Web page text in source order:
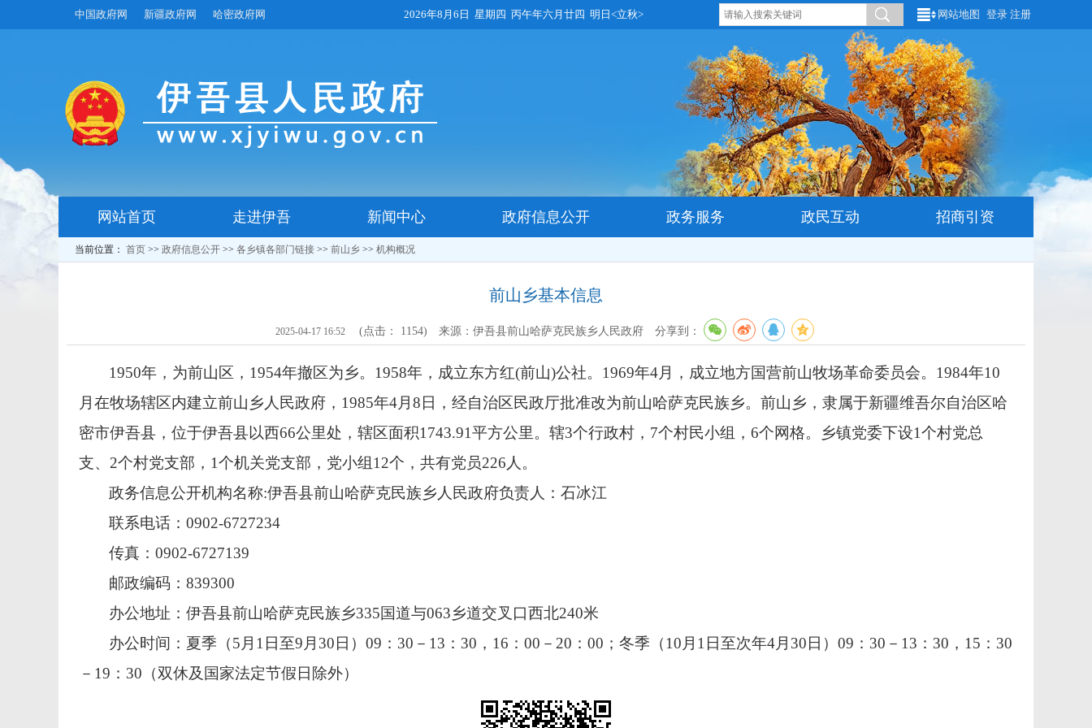
中国政府网 新疆政府网 哈密政府网 2026年8月6日 星期四 丙午年六月廿四 明日<立秋> 网站地图 登录 注册
网站首页 走进伊吾 新闻中心 政府信息公开 政务服务 政民互动 招商引资
当前位置： 首页 >> 政府信息公开 >> 各乡镇各部门链接 >> 前山乡 >> 机构概况
前山乡基本信息
2025-04-17 16:52 (点击： 1154) 来源：伊吾县前山哈萨克民族乡人民政府 分享到：
1950年，为前山区，1954年撤区为乡。1958年，成立东方红(前山)公社。1969年4月，成立地方国营前山牧场革命委员会。1984年10
月在牧场辖区内建立前山乡人民政府，1985年4月8日，经自治区民政厅批准改为前山哈萨克民族乡。前山乡，隶属于新疆维吾尔自治区哈
密市伊吾县，位于伊吾县以西66公里处，辖区面积1743.91平方公里。辖3个行政村，7个村民小组，6个网格。乡镇党委下设1个村党总
支、2个村党支部，1个机关党支部，党小组12个，共有党员226人。
政务信息公开机构名称:伊吾县前山哈萨克民族乡人民政府负责人：石冰江
联系电话 ：0902-6727234
传真 ：0902-6727139
邮政编码：839300
办公地址：伊吾县前山哈萨克民族乡335国道与063乡道交叉口西北240米
办公时间： 夏季（5月1日至9月30日）09：30－13：30，16：00－20：00；冬季（10月1日至次年4月30日）09：30－13：30，15：30
－19：30 （双休及国家法定节假日除外）